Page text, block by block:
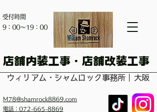
受付時間
​9：00～19：00
​店舗内装工事・店舗改装工事
ウィリアム・シャムロック事務所｜大阪
M78@shamrock8869.com
電話：072-665-8869